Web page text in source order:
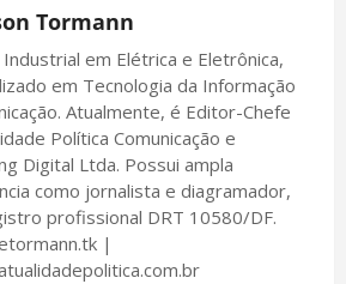
Tormann
Industrial em Elétrica e Eletrônica,
em Tecnologia da Informação
Atualmente, é Editor-Chefe
Política Comunicação e
Digital Ltda. Possui ampla
como jornalista e diagramador,
profissional DRT 10580/DF.
|